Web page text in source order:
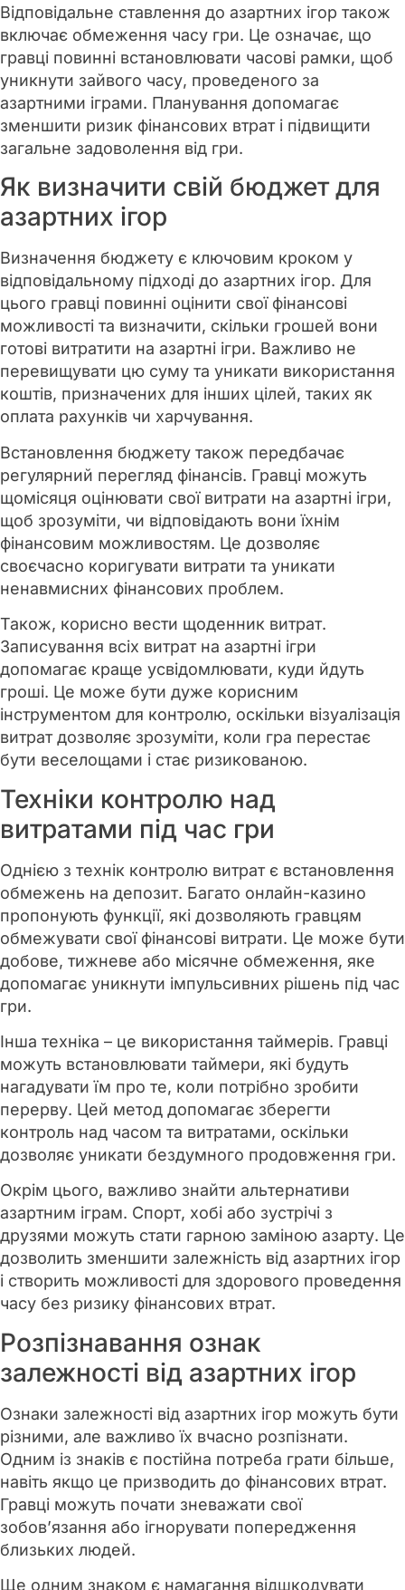
Відповідальне ставлення до азартних ігор також
включає обмеження часу гри. Це означає, що
гравці повинні встановлювати часові рамки, щоб
уникнути зайвого часу, проведеного за
азартними іграми. Планування допомагає
зменшити ризик фінансових втрат і підвищити
загальне задоволення від гри.
Як визначити свій бюджет для
азартних ігор
Визначення бюджету є ключовим кроком у
відповідальному підході до азартних ігор. Для
цього гравці повинні оцінити свої фінансові
можливості та визначити, скільки грошей вони
готові витратити на азартні ігри. Важливо не
перевищувати цю суму та уникати використання
коштів, призначених для інших цілей, таких як
оплата рахунків чи харчування.
Встановлення бюджету також передбачає
регулярний перегляд фінансів. Гравці можуть
щомісяця оцінювати свої витрати на азартні ігри,
щоб зрозуміти, чи відповідають вони їхнім
фінансовим можливостям. Це дозволяє
своєчасно коригувати витрати та уникати
ненавмисних фінансових проблем.
Також, корисно вести щоденник витрат.
Записування всіх витрат на азартні ігри
допомагає краще усвідомлювати, куди йдуть
гроші. Це може бути дуже корисним
інструментом для контролю, оскільки візуалізація
витрат дозволяє зрозуміти, коли гра перестає
бути веселощами і стає ризикованою.
Техніки контролю над
витратами під час гри
Однією з технік контролю витрат є встановлення
обмежень на депозит. Багато онлайн-казино
пропонують функції, які дозволяють гравцям
обмежувати свої фінансові витрати. Це може бути
добове, тижневе або місячне обмеження, яке
допомагає уникнути імпульсивних рішень під час
гри.
Інша техніка – це використання таймерів. Гравці
можуть встановлювати таймери, які будуть
нагадувати їм про те, коли потрібно зробити
перерву. Цей метод допомагає зберегти
контроль над часом та витратами, оскільки
дозволяє уникати бездумного продовження гри.
Окрім цього, важливо знайти альтернативи
азартним іграм. Спорт, хобі або зустрічі з
друзями можуть стати гарною заміною азарту. Це
дозволить зменшити залежність від азартних ігор
і створить можливості для здорового проведення
часу без ризику фінансових втрат.
Розпізнавання ознак
залежності від азартних ігор
Ознаки залежності від азартних ігор можуть бути
різними, але важливо їх вчасно розпізнати.
Одним із знаків є постійна потреба грати більше,
навіть якщо це призводить до фінансових втрат.
Гравці можуть почати зневажати свої
зобов’язання або ігнорувати попередження
близьких людей.
Ще одним знаком є намагання відшкодувати